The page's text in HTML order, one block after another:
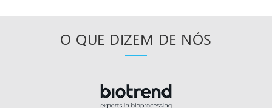
O QUE DIZEM DE NÓS